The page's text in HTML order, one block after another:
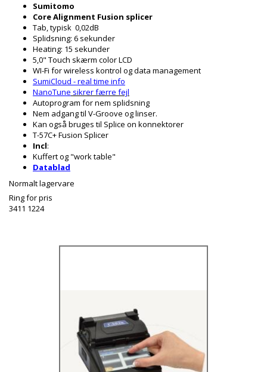
Sumitomo
Core Alignment Fusion splicer
Tab, typisk 0,02dB
Splidsning: 6 sekunder
Heating: 15 sekunder
5,0" Touch skærm color LCD
WI-Fi for wireless kontrol og data management
SumiCloud - real time info
NanoTune sikrer færre fejl
Autoprogram for nem splidsning
Nem adgang til V-Groove og linser.
Kan også bruges til Splice on konnektorer
T-57C+ Fusion Splicer
Incl:
Kuffert og "work table"
Datablad
Normalt lagervare
Ring for pris
3411 1224